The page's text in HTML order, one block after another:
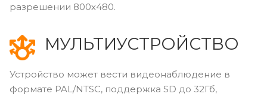
разрешении 800х480.
МУЛЬТИУСТРОЙСТВО
Устройство может вести видеонаблюдение в
формате PAL/NTSC, поддержка SD до 32Гб,